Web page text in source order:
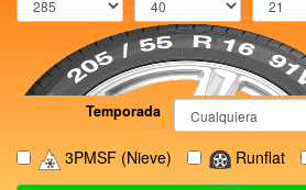
Temporada
3PMSF (Nieve) Runflat